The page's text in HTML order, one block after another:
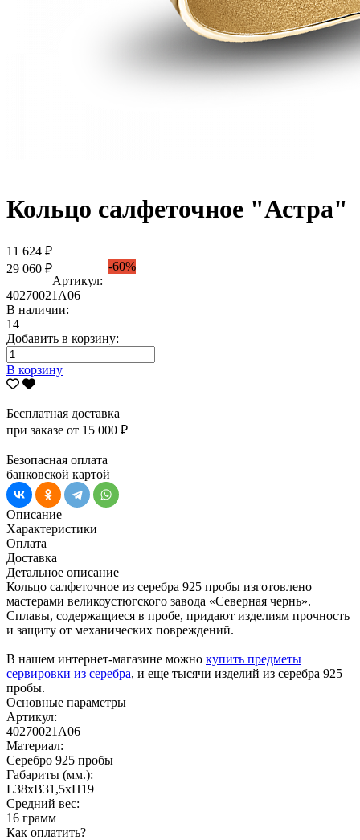
Кольцо салфеточное "Астра"
11 624 ₽
29 060 ₽
-60%
Артикул:
40270021А06
В наличии:
14
Добавить в корзину:
В корзину
Бесплатная доставка
при заказе от 15 000 ₽
Безопасная оплата
банковской картой
Описание
Характеристики
Оплата
Доставка
Детальное описание
Кольцо салфеточное из серебра 925 пробы изготовлено
мастерами великоустюгского завода «Северная чернь».
Сплавы, содержащиеся в пробе, придают изделиям прочность
и защиту от механических повреждений.
В нашем интернет-магазине можно купить предметы
сервировки из серебра, и еще тысячи изделий из серебра 925
пробы.
Основные параметры
Артикул:
40270021А06
Материал:
Серебро 925 пробы
Габариты (мм.):
L38хB31,5хH19
Средний вес:
16 грамм
Как оплатить?